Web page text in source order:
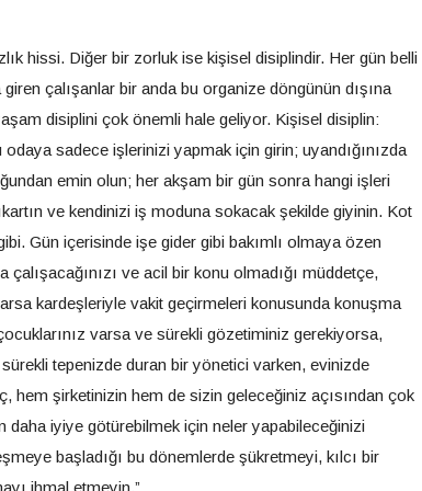
hissi. Diğer bir zorluk ise kişisel disiplindir. Her gün belli
çalışanlar bir anda bu organize döngünün dışına
disiplini çok önemli hale geliyor. Kişisel disiplin:
sadece işlerinizi yapmak için girin; uyandığınızda
emin olun; her akşam bir gün sonra hangi işleri
ve kendinizi iş moduna sokacak şekilde giyinin. Kot
Gün içerisinde işe gider gibi bakımlı olmaya özen
ve acil bir konu olmadığı müddetçe,
kardeşleriyle vakit geçirmeleri konusunda konuşma
varsa ve sürekli gözetiminiz gerekiyorsa,
tepenizde duran bir yönetici varken, evinizde
hem şirketinizin hem de sizin geleceğiniz açısından çok
daha iyiye götürebilmek için neler yapabileceğinizi
başladığı bu dönemlerde şükretmeyi, kılcı bir
ihmal etmeyin.”